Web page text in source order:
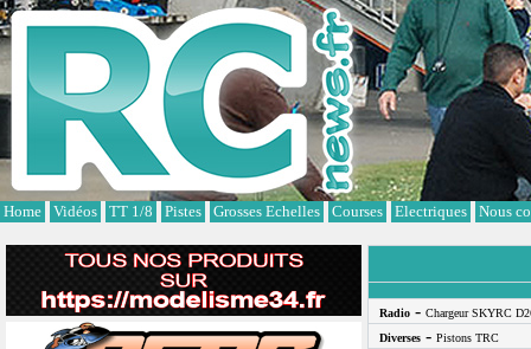
Home Vidéos TT 1/8 Pistes Grosses Echelles Courses Electriques Nous
Radio - Chargeur SKYRC
Diverses - Pistons TRC
Cookies management panel